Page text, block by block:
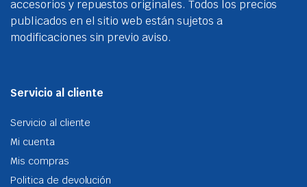
accesorios y repuestos originales. Todos los precios
publicados en el sitio web están sujetos a
modificaciones sin previo aviso.
Servicio al cliente
Servicio al cliente
Mi cuenta
Mis compras
Politica de devolución